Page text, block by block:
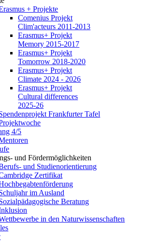
+ Projekte
Comenius Projekt
Clim'acteurs 2011-2013
Erasmus+ Projekt
Memory 2015-2017
Erasmus+ Projekt
Tomorrow 2018-2020
Erasmus+ Projekt
Climate 2024 - 2026
Erasmus+ Projekt
Cultural differences
2025-26
Frankfurter Tafel
4/5
und Fördermöglichkeiten
und Studienorientierung
Zertifikat
im Ausland
Beratung
in den Naturwissenschaften